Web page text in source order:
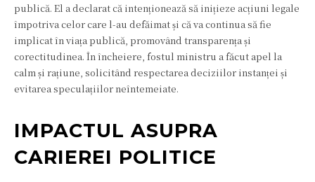
publică. El a declarat că intenționează să inițieze acțiuni legale
împotriva celor care l-au defăimat și că va continua să fie
implicat în viața publică, promovând transparența și
corectitudinea. În încheiere, fostul ministru a făcut apel la
calm și rațiune, solicitând respectarea deciziilor instanței și
evitarea speculațiilor neîntemeiate.
IMPACTUL ASUPRA
CARIEREI POLITICE